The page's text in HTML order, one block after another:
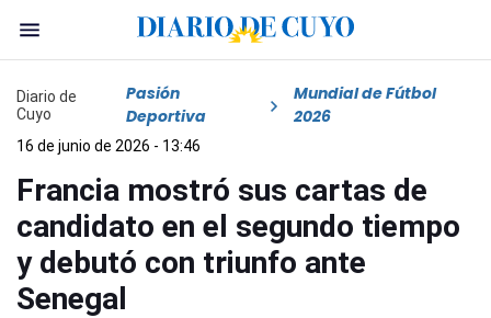
Diario de
Cuyo
Pasión
Deportiva
Mundial de Fútbol
2026
16 de junio de 2026 - 13:46
Francia mostró sus cartas de
candidato en el segundo tiempo
y debutó con triunfo ante
Senegal